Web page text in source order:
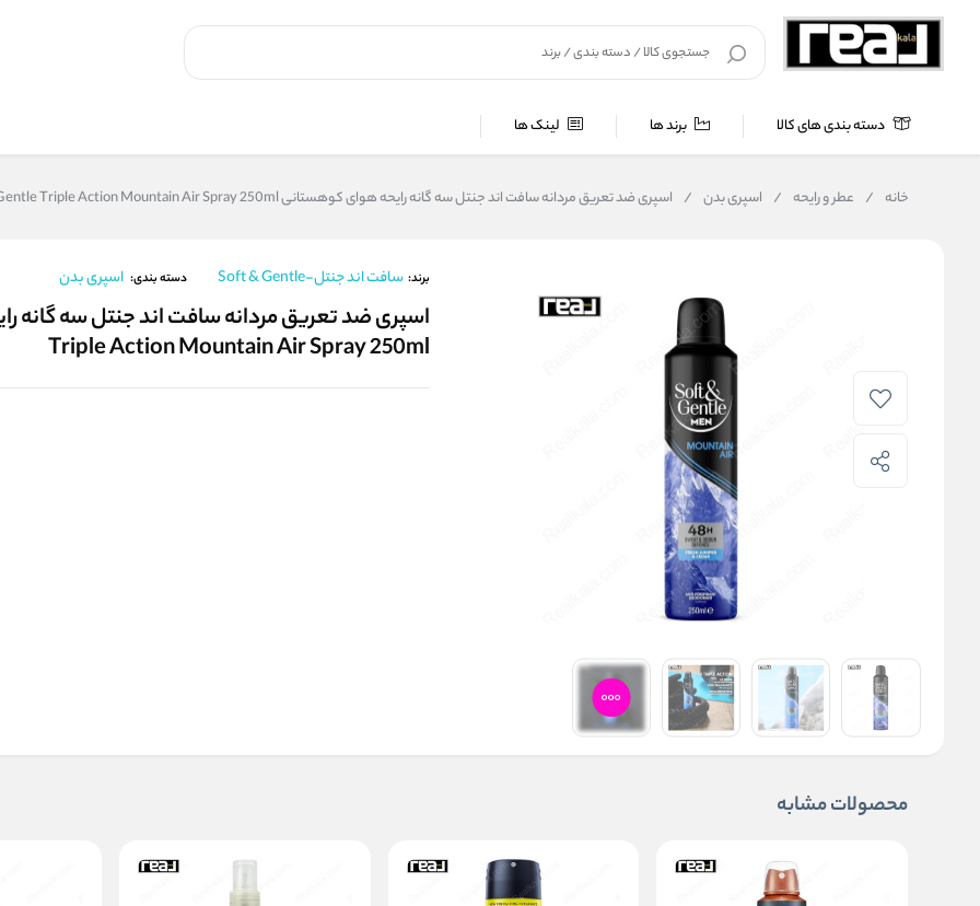
دسته بندی های کالا برند ها لینک ها
خانه / عطر و رایحه / اسپری بدن / اسپری ضد تعریق مردانه سافت اند جنتل سه‌ گانه رایحه هوای کوهستانی Soft & Gentle Triple Action Mountain Air Spray 250ml
برند: سافت اند جنتل-Soft & Gentle دسته بندی: اسپری بدن
Triple Action Mountain Air Spray 250ml
محصولات مشابه